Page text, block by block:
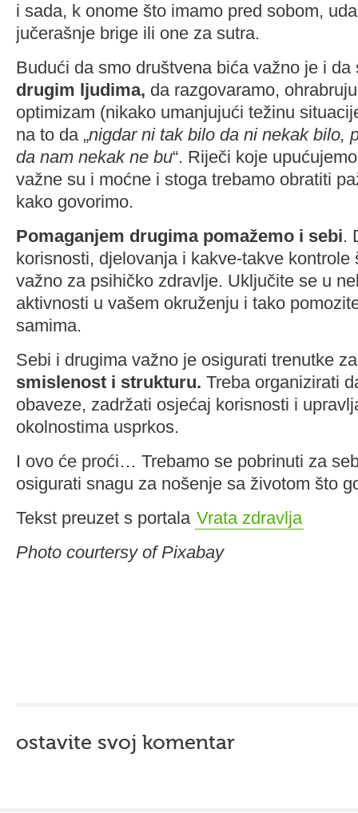
i sada, k onome što imamo pred sobom,
jučerašnje brige ili one za sutra.
Budući da smo društvena bića važno je i
drugim ljudima, da razgovaramo,
optimizam (nikako umanjujući težinu
na to da „nigdar ni tak bilo da ni nekak bilo,
da nam nekak ne bu“. Riječi koje
važne su i moćne i stoga trebamo obratiti
kako govorimo.
Pomaganjem drugima pomažemo i sebi.
korisnosti, djelovanja i kakve-takve kontrole
važno za psihičko zdravlje. Uključite se u
aktivnosti u vašem okruženju i tako
samima.
Sebi i drugima važno je osigurati trenutke
smislenost i strukturu. Treba organizirati
obaveze, zadržati osjećaj korisnosti i
okolnostima usprkos.
I ovo će proći… Trebamo se pobrinuti za
osigurati snagu za nošenje sa životom što
Tekst preuzet s portala Vrata zdravlja
Photo courtersy of Pixabay
ostavite svoj komentar